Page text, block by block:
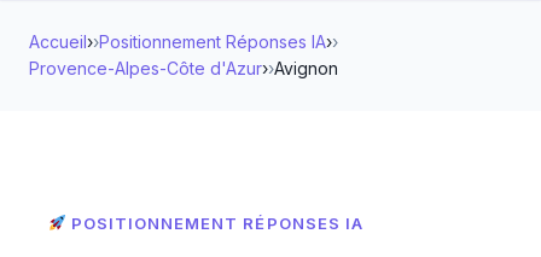
Accueil› Positionnement Réponses IA›
Provence-Alpes-Côte d'Azur› Avignon
POSITIONNEMENT RÉPONSES IA